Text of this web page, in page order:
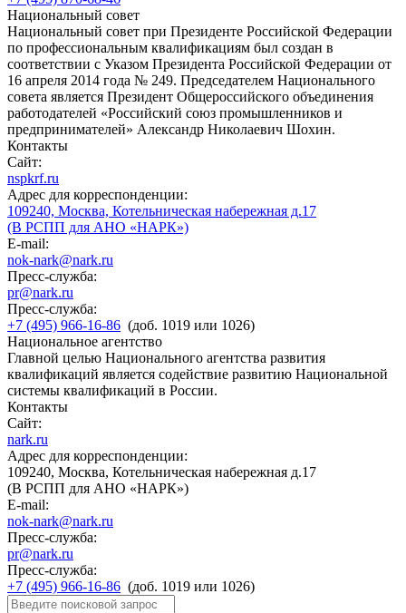
Национальный совет
Национальный совет при Президенте Российской Федерации
по профессиональным квалификациям был создан в
соответствии с Указом Президента Российской Федерации от
16 апреля 2014 года № 249. Председателем Национального
совета является Президент Общероссийского объединения
работодателей «Российский союз промышленников и
предпринимателей» Александр Николаевич Шохин.
Контакты
Сайт:
nspkrf.ru
Адрес для корреспонденции:
109240, Москва, Котельническая набережная д.17
(В РСПП для АНО «НАРК»)
E-mail:
nok-nark@nark.ru
Пресс-служба:
pr@nark.ru
Пресс-служба:
+7 (495) 966-16-86 (доб. 1019 или 1026)
Национальное агентство
Главной целью Национального агентства развития
квалификаций является содействие развитию Национальной
системы квалификаций в России.
Контакты
Сайт:
nark.ru
Адрес для корреспонденции:
109240, Москва, Котельническая набережная д.17
(В РСПП для АНО «НАРК»)
E-mail:
nok-nark@nark.ru
Пресс-служба:
pr@nark.ru
Пресс-служба:
+7 (495) 966-16-86 (доб. 1019 или 1026)